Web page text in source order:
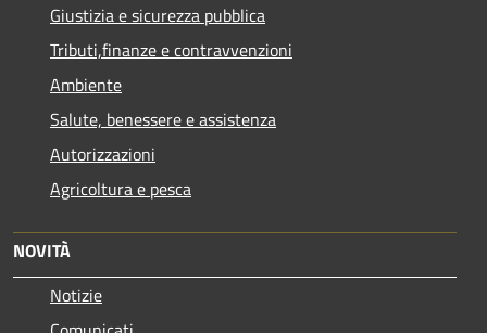
Giustizia e sicurezza pubblica
Tributi,finanze e contravvenzioni
Ambiente
Salute, benessere e assistenza
Autorizzazioni
Agricoltura e pesca
NOVITÀ
Notizie